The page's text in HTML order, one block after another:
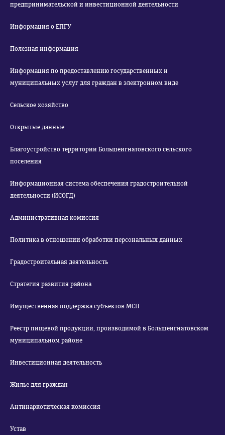
предпринимательской и инвестиционной деятельности
Информация о ЕПГУ
Полезная информация
Информация по предоставлению государственных и
муниципальных услуг для граждан в электронном виде
Сельское хозяйство
Открытые данные
Благоустройство территории Большеигнатовского сельского
поселения
Информационная система обеспечения градостроительной
деятельности (ИСОГД)
Административная комиссия
Политика в отношении обработки персональных данных
Градостроительная деятельность
Стратегия развития района
Имущественная поддержка субъектов МСП
Реестр пищевой продукции, производимой в Большеигнатовском
муниципальном районе
Инвестиционная деятельность
Жилье для граждан
Антинаркотическая комиссия
Устав